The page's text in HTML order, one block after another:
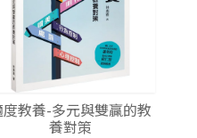
度教養-多元與雙贏的教
養對策